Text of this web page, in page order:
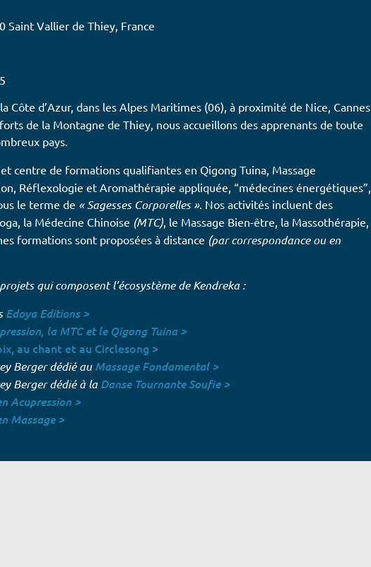
Saint Vallier de Thiey, France
Côte d’Azur, dans les Alpes Maritimes (06), à proximité de Nice, Cannes
de la Montagne de Thiey, nous accueillons des apprenants de toute
pays.
centre de formations qualifiantes en Qigong Tuina, Massage
Réflexologie et Aromathérapie appliquée, “médecines énergétiques”,
le terme de « Sagesses Corporelles ». Nos activités incluent des
la Médecine Chinoise (MTC) , le Massage Bien-être, la Massothérapie,
formations sont proposées à distance (par correspondance ou en
qui composent l’écosystème de Kendreka :
Edoya Editions >
la MTC et le Qigong Tuina >
au chant et au Circlesong >
Bergerdédié auMassage Fondamental >
Berger dédié à laDanse Tournante Soufie >
Acupression >
Massage >